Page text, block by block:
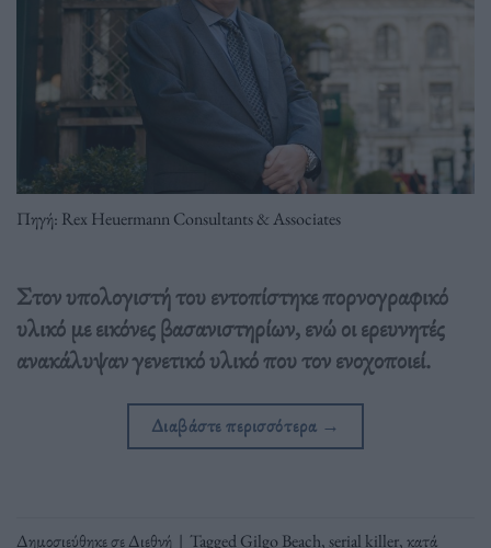
Πηγή: Rex Heuermann Consultants & Associates
Στον υπολογιστή του εντοπίστηκε πορνογραφικό
υλικό με εικόνες βασανιστηρίων, ενώ οι ερευνητές
ανακάλυψαν γενετικό υλικό που τον ενοχοποιεί.
Διαβάστε περισσότερα →
Δημοσιεύθηκε σεΔιεθνή | TaggedGilgo Beach, serial killer,κατά